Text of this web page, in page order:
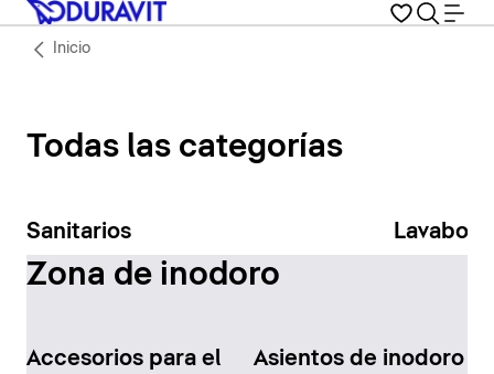
Inicio
Todas las categorías
Sanitarios Lavabos
Zona de inodoro
Accesorios para el
Asientos de inodoro